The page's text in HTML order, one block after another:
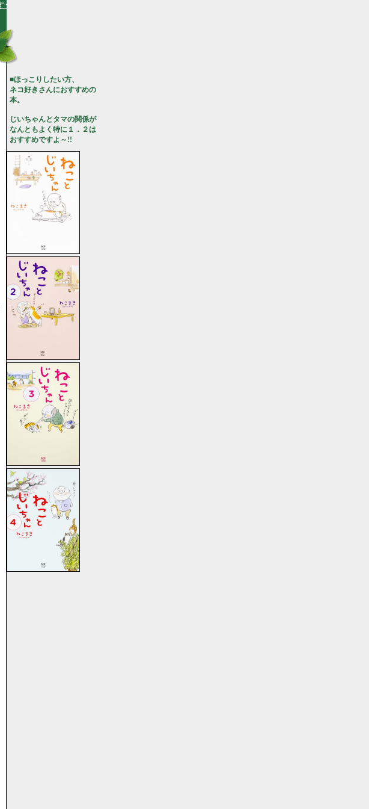
■ほっこりしたい方、
ネコ好きさんにおすすめの
本。
じいちゃんとタマの関係が
なんともよく特に１．２は
おすすめですよ～!!